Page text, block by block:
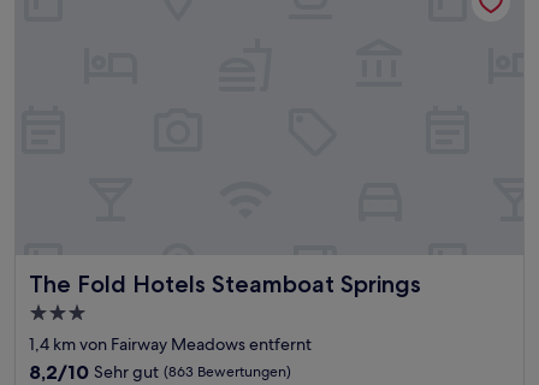
The Fold Hotels Steamboat Springs
The Fold Hotels Steamboat Springs
3.0-
Sterne-
Unterkunft
1,4 km von Fairway Meadows entfernt
8.2
8,2/10 Sehr gut (863 Bewertungen)